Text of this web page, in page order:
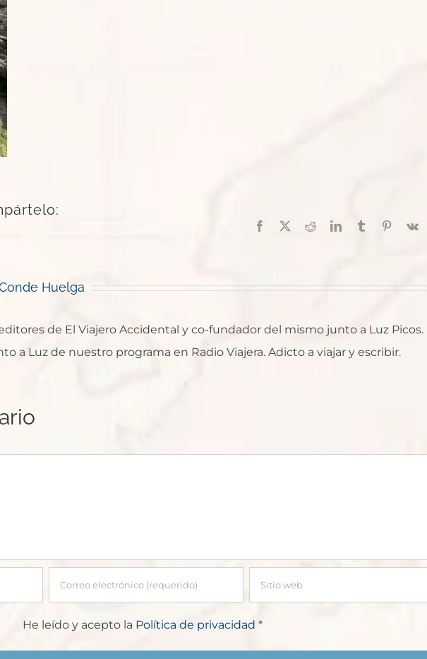
Facebook RedditLinkedInTumblr Pinterest
Vk
Huelga
de El Viajero Accidental y co-fundador del mismo junto a Luz Picos.
a Luz de nuestro programa en Radio Viajera. Adicto a viajar y escribir.
He leído y acepto la Política de privacidad*